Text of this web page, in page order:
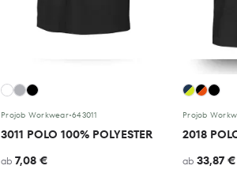
Projob Workwear•643011
3011 POLO 100% POLYESTER
ab 7,08 €
Projob
ab 33,87 €